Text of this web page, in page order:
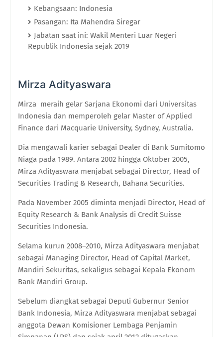
Kebangsaan: Indonesia
Pasangan: Ita Mahendra Siregar
Jabatan saat ini: Wakil Menteri Luar Negeri
Republik Indonesia sejak 2019
Mirza Adityaswara
Mirza meraih gelar Sarjana Ekonomi dari Universitas
Indonesia dan memperoleh gelar Master of Applied
Finance dari Macquarie University, Sydney, Australia.
Dia mengawali karier sebagai Dealer di Bank Sumitomo
Niaga pada 1989. Antara 2002 hingga Oktober 2005,
Mirza Adityaswara menjabat sebagai Director, Head of
Securities Trading & Research, Bahana Securities.
Pada November 2005 diminta menjadi Director, Head of
Equity Research & Bank Analysis di Credit Suisse
Securities Indonesia.
Selama kurun 2008–2010, Mirza Adityaswara menjabat
sebagai Managing Director, Head of Capital Market,
Mandiri Sekuritas, sekaligus sebagai Kepala Ekonom
Bank Mandiri Group.
Sebelum diangkat sebagai Deputi Gubernur Senior
Bank Indonesia, Mirza Adityaswara menjabat sebagai
anggota Dewan Komisioner Lembaga Penjamin